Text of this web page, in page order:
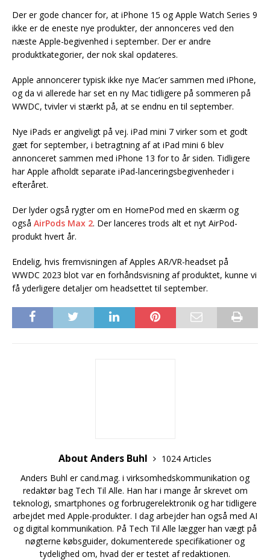
Der er gode chancer for, at iPhone 15 og Apple Watch Series 9
ikke er de eneste nye produkter, der annonceres ved den
næste Apple-begivenhed i september. Der er andre
produktkategorier, der nok skal opdateres.
Apple annoncerer typisk ikke nye Mac’er sammen med iPhone,
og da vi allerede har set en ny Mac tidligere på sommeren på
WWDC, tvivler vi stærkt på, at se endnu en til september.
Nye iPads er angiveligt på vej. iPad mini 7 virker som et godt
gæt for september, i betragtning af at iPad mini 6 blev
annonceret sammen med iPhone 13 for to år siden. Tidligere
har Apple afholdt separate iPad-lanceringsbegivenheder i
efteråret.
Der lyder også rygter om en HomePod med en skærm og
også AirPods Max 2. Der lanceres trods alt et nyt AirPod-
produkt hvert år.
Endelig, hvis fremvisningen af Apples AR/VR-headset på
WWDC 2023 blot var en forhåndsvisning af produktet, kunne vi
få yderligere detaljer om headsettet til september.
About Anders Buhl
1024 Articles
Anders Buhl er cand.mag. i virksomhedskommunikation og
redaktør bag Tech Til Alle. Han har i mange år skrevet om
teknologi, smartphones og forbrugerelektronik og har tidligere
arbejdet med Apple-produkter. I dag arbejder han også med AI
og digital kommunikation. På Tech Til Alle lægger han vægt på
nøgterne købsguider, dokumenterede specifikationer og
tydelighed om, hvad der er testet af redaktionen.